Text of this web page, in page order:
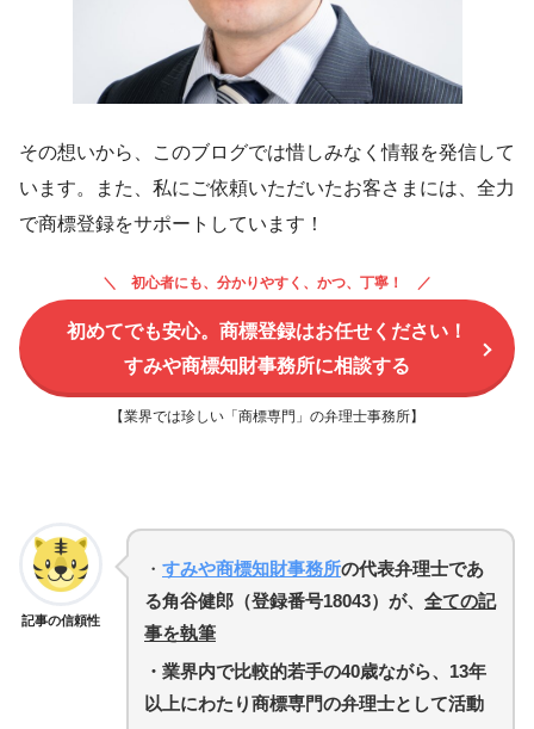
その想いから、このブログでは惜しみなく情報を発信して
います。また、私にご依頼いただいたお客さまには、全力
で商標登録をサポートしています！
初心者にも、分かりやすく、かつ、丁寧！
初めてでも安心。商標登録はお任せください！
すみや商標知財事務所に相談する
【業界では珍しい「商標専門」の弁理士事務所】
記事の信頼性
・ すみや商標知財事務所の代表弁理士であ
る角谷健郎（登録番号18043）が、 全ての記
事を執筆
・業界内で比較的若手の40歳ながら、13年
以上にわたり商標専門の弁理士として活動